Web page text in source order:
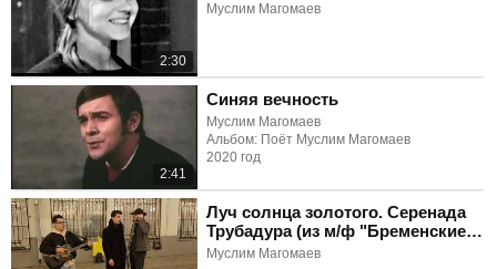
2:30
Муслим Магомаев
2:41
Синяя вечность
Муслим Магомаев
Альбом: Поёт Муслим Магомаев
2020 год
Луч солнца золотого. Серенада
Трубадура (из м/ф "Бременские
музыканты")
Муслим Магомаев